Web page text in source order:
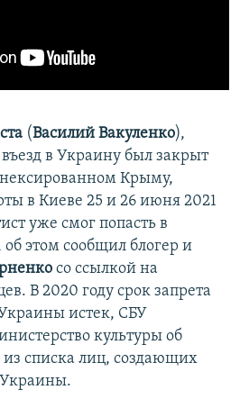
(Василий Вакуленко),
в Украину был закрыт
Крыму,
в Киеве 25 и 26 июня 2021
уже смог попасть в
этом сообщил блогер и
со ссылкой на
В 2020 году срок запрета
истек, СБУ
культуры об
списка лиц, создающих
Украины.